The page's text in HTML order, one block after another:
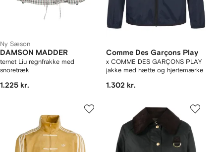
Ny Sæson
DAMSON MADDER
ternet Liu regnfrakke med
snoretræk
1.225 kr.
Comme Des Garçons Play
x COMME DES GARÇONS PLAY
jakke med hætte og hjertemærke
1.302 kr.